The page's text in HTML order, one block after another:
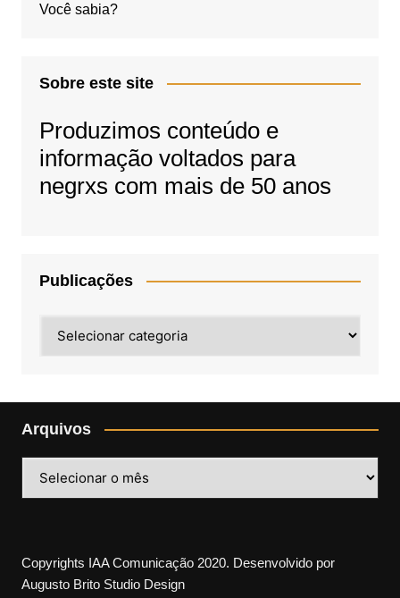
Você sabia?
Sobre este site
Produzimos conteúdo e
informação voltados para
negrxs com mais de 50 anos
Publicações
Arquivos
Copyrights IAA Comunicação 2020. Desenvolvido por
Augusto Brito Studio Design